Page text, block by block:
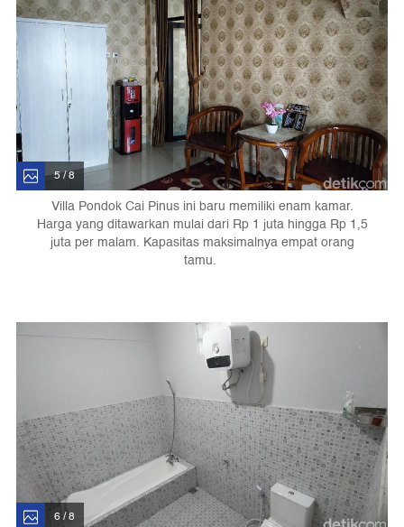
5 / 8
Villa Pondok Cai Pinus ini baru memiliki enam kamar.
Harga yang ditawarkan mulai dari Rp 1 juta hingga Rp 1,5
juta per malam. Kapasitas maksimalnya empat orang
tamu.
6 / 8